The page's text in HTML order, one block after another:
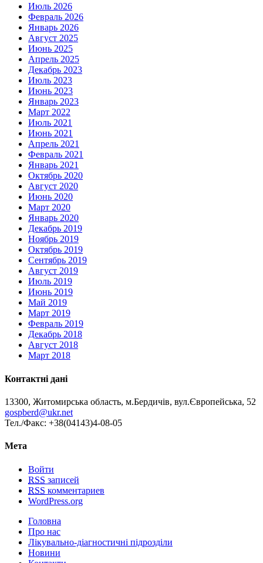
Июль 2026
Февраль 2026
Январь 2026
Август 2025
Июнь 2025
Апрель 2025
Декабрь 2023
Июль 2023
Июнь 2023
Январь 2023
Март 2022
Июль 2021
Июнь 2021
Апрель 2021
Февраль 2021
Январь 2021
Октябрь 2020
Август 2020
Июнь 2020
Март 2020
Январь 2020
Декабрь 2019
Ноябрь 2019
Октябрь 2019
Сентябрь 2019
Август 2019
Июль 2019
Июнь 2019
Май 2019
Март 2019
Февраль 2019
Декабрь 2018
Август 2018
Март 2018
Контактні дані
13300, Житомирська область, м.Бердичів, вул.Європейська, 52
gospberd@ukr.net
Тел./Факс: +38(04143)4-08-05
Мета
Войти
RSS записей
RSS комментариев
WordPress.org
Головна
Про нас
Лікувально-діагностичні підрозділи
Новини